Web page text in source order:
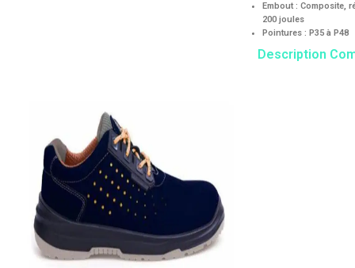
Embout : Composite,
200 joules
Pointures : P35 à P48
Description